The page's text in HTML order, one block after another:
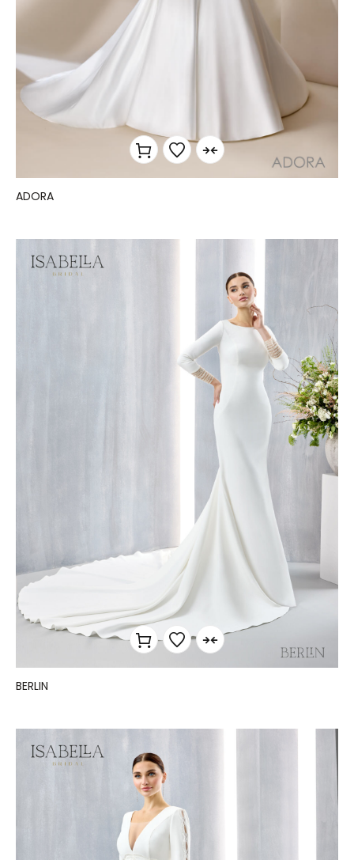
ADORA
BERLIN